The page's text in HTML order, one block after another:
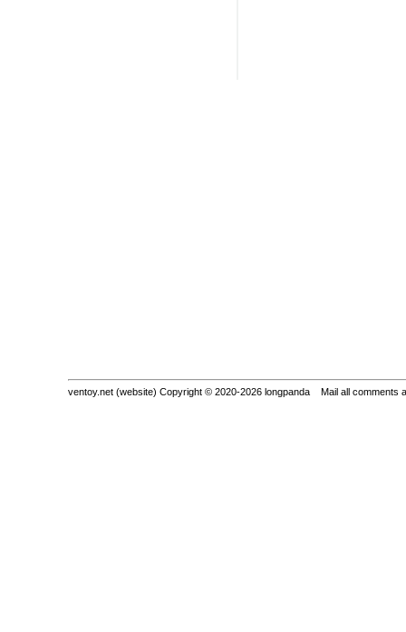
ventoy.net (website) Copyright © 2020-2026 longpanda Mail all comments